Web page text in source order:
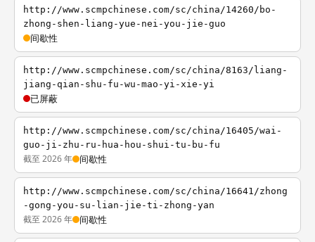
http://www.scmpchinese.com/sc/china/14260/bo-
zhong-shen-liang-yue-nei-you-jie-guo
间歇性
http://www.scmpchinese.com/sc/china/8163/liang-
jiang-qian-shu-fu-wu-mao-yi-xie-yi
已屏蔽
http://www.scmpchinese.com/sc/china/16405/wai-
guo-ji-zhu-ru-hua-hou-shui-tu-bu-fu
截至 2026 年 间歇性
http://www.scmpchinese.com/sc/china/16641/zhong
-gong-you-su-lian-jie-ti-zhong-yan
截至 2026 年 间歇性